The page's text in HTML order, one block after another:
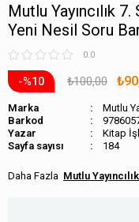
Mutlu Yayıncılık
Yeni Nesil Soru
0.0
10 ₺100,00
Marka
Mutlu
Barkod
Kitap
Sayfa sayısı
184
Mutlu Yayıncılık